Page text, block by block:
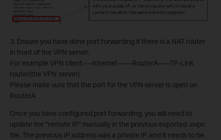
3. Ensure you have done port forwarding if there is a NAT router
in front of the VPN server.
For example VPN client----Internet------RouterA-----TP-Link
router(the VPN server)
Please make sure that the port for the VPN server is open on
RouterA
Once you have configured port forwarding, you will need to
update the "remote IP" manually in the previous exported .ovpn
file. The previous IP address was a private IP, and it needs to be